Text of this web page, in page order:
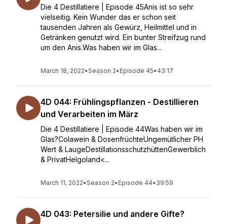
Die 4 Destillatiere | Episode 45Anis ist so sehr
vielseitig. Kein Wunder das er schon seit
tausenden Jahren als Gewürz, Heilmittel und in
Getränken genutzt wird. Ein bunter Streifzug rund
um den Anis.Was haben wir im Glas...
March 18, 2022•Season 2• Episode 45• 43:17
4D 044: Frühlingspflanzen - Destillieren
und Verarbeiten im März
Die 4 Destillatiere | Episode 44Was haben wir im
Glas?Colawein & DosenfrüchteUngemütlicher PH
Wert & LaugeDestillationsschutzhüttenGewerblich
& PrivatHelgoland<...
March 11, 2022•Season 2• Episode 44• 39:59
4D 043: Petersilie und andere Gifte?